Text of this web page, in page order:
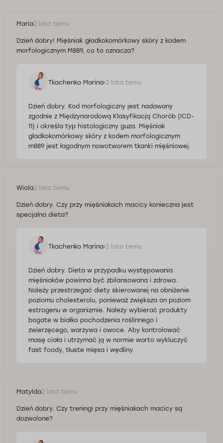
Maria2 lata temu
Dzień dobry! Mięśniak gładkokomórkowy skóry z kodem
morfologicznym M889, co to oznacza?
Tkachenko Marina 2 lata temu
Dzień dobry. Kod morfologiczny jest nadawany
zgodnie z Międzynarodową Klasyfikacją Chorób (ICD-
11) i określa typ histologiczny guza. Mięśniak
gładkokomórkowy skóry z kodem morfologicznym
m889 jest łagodnym nowotworem tkanki mięśniowej.
Wiola2 lata temu
Dzień dobry. Czy przy mięśniakach macicy konieczna jest
specjalna dieta?
Tkachenko Marina 2 lata temu
Dzień dobry. Dieta w przypadku występowania
mięśniaków powinna być zbilansowana i zdrowa.
Należy przestrzegać diety skierowanej na obniżenie
poziomu cholesterolu, ponieważ zwiększa on poziom
estrogenu w organizmie. Należy wybierać produkty
bogate w białko pochodzenia roślinnego i
zwierzęcego, warzywa i owoce. Aby kontrolować
masę ciała i utrzymać ją w normie warto wykluczyć
fast foody, tłuste mięsa i wędliny.
Matylda2 lata temu
Dzień dobry. Czy treningi przy mięśniakach macicy są
dozwolone?